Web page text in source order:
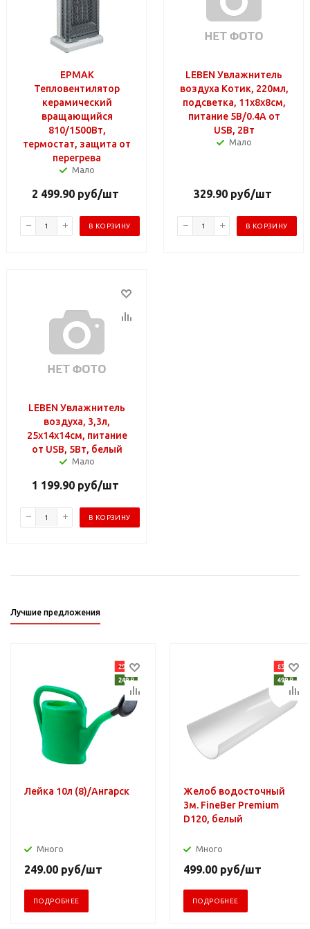
ЕРМАК
Тепловентилятор
керамический
вращающийся
810/1500Вт,
термостат, защита от
перегрева
Мало
2 499.90 руб/шт
В КОРЗИНУ
LEBEN Увлажнитель
воздуха Котик, 220мл,
подсветка, 11x8x8см,
питание 5В/0.4А от
USB, 2Вт
Мало
329.90руб/шт
В КОРЗИНУ
LEBEN Увлажнитель
воздуха, 3,3л,
25x14x14см, питание
от USB, 5Вт, белый
Мало
1 199.90 руб/шт
В КОРЗИНУ
Лучшие предложения
Лейка 10л (8)/Ангарск
Много
249.00 руб/шт
ПОДРОБНЕЕ
Желоб водосточный
3м. FineBer Premium
D120, белый
Много
499.00 руб/шт
ПОДРОБНЕЕ